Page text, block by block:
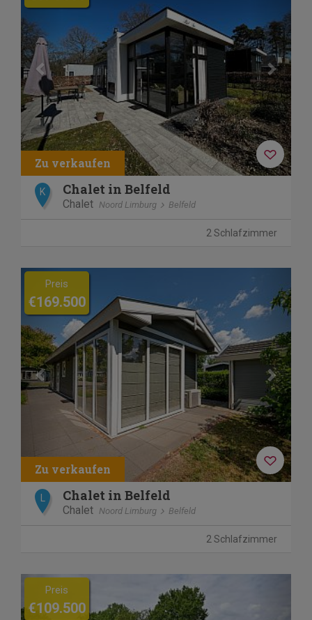
K Chalet in Belfeld
Chalet Noord Limburg Belfeld
2 Schlafzimmer
Previous
Preis
€169.500
L Chalet in Belfeld
Chalet Noord Limburg Belfeld
2 Schlafzimmer
Previous
Preis
€109.500